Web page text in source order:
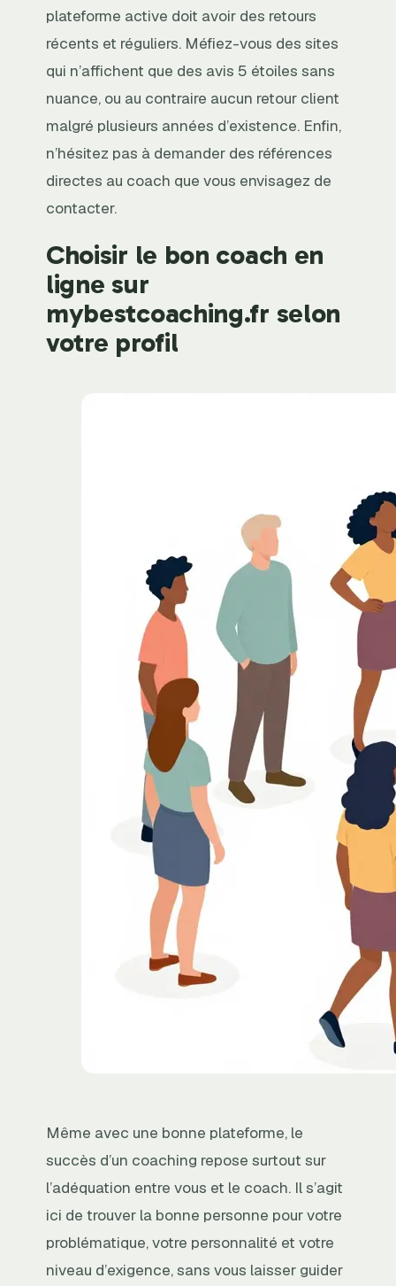
plateforme active doit avoir des retours
récents et réguliers. Méfiez-vous des sites
qui n’affichent que des avis 5 étoiles sans
nuance, ou au contraire aucun retour client
malgré plusieurs années d’existence. Enfin,
n’hésitez pas à demander des références
directes au coach que vous envisagez de
contacter.
Choisir le bon coach en
ligne sur
mybestcoaching.fr selon
votre profil
Même avec une bonne plateforme, le
succès d’un coaching repose surtout sur
l’adéquation entre vous et le coach. Il s’agit
ici de trouver la bonne personne pour votre
problématique, votre personnalité et votre
niveau d’exigence, sans vous laisser guider